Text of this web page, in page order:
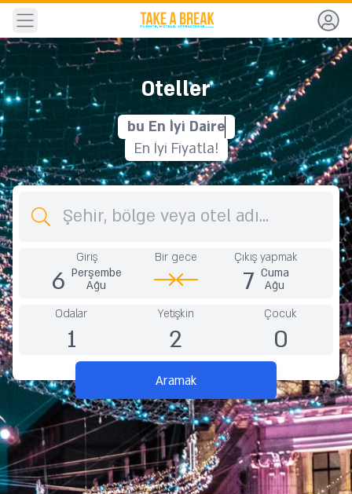
Navigasyon
Oteller
bu En İyi Daire
En İyi Fiyatla!
Giriş
6 Perşembe
Ağu
Bir gece Çıkış yapmak
7 Cuma
Ağu
Odalar
1
Yetişkin
2
Çocuk
0
Aramak